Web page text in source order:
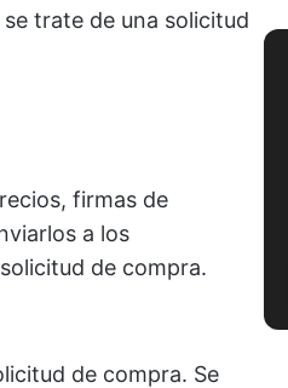
trate de una solicitud
firmas de
a los
de compra.
de compra. Se